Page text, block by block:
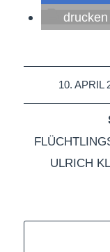
drucken
10. APRIL
/
ULRICH